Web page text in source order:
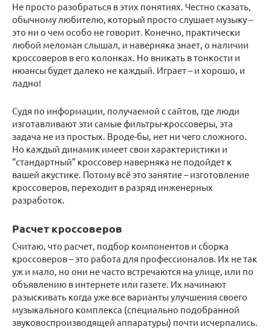
Не просто разобраться в этих понятиях. Честно сказать,
обычному любителю, который просто слушает музыку –
это ни о чем особо не говорит. Конечно, практически
любой меломан слышал, и наверняка знает, о наличии
кроссоверов в его колонках. Но вникать в тонкости и
нюансы будет далеко не каждый. Играет – и хорошо, и
ладно!
Судя по информации, получаемой с сайтов, где люди
изготавливают эти самые фильтры-кроссоверы, эта
задача не из простых. Вроде-бы, нет ни чего сложного.
Но каждый динамик имеет свои характеристики и
“стандартный” кроссовер наверняка не подойдет к
вашей акустике. Потому всё это занятие – изготовление
кроссоверов, переходит в разряд инженерных
разработок.
Расчет кроссоверов
Считаю, что расчет, подбор компонентов и сборка
кроссоверов – это работа для профессионалов. Их не так
уж и мало, но они не часто встречаются на улице, или по
объявлению в интернете или газете. Их начинают
разыскивать когда уже все варианты улучшения своего
музыкального комплекса (специально подобранной
звуковоспроизводящей аппаратуры) почти исчерпались.